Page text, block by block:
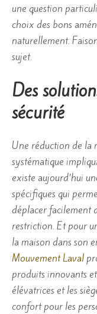
une question
choix des bons
naturellement.
sujet.
Des
sécurité
Une réduction de la
systématique
existe aujourd’hui
spécifiques qui
déplacer facilement
restriction. Et pour
la maison dans son
Mouvement Laval
produits innovants
élévatrices et les
confort pour les